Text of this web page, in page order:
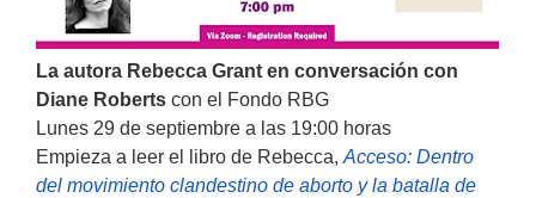
La autora Rebecca Grant en conversación con
Diane Roberts con el Fondo RBG
Lunes 29 de septiembre a las 19:00 horas
Empieza a leer el libro de Rebecca, Acceso: Dentro
del movimiento clandestino de aborto y la batalla de